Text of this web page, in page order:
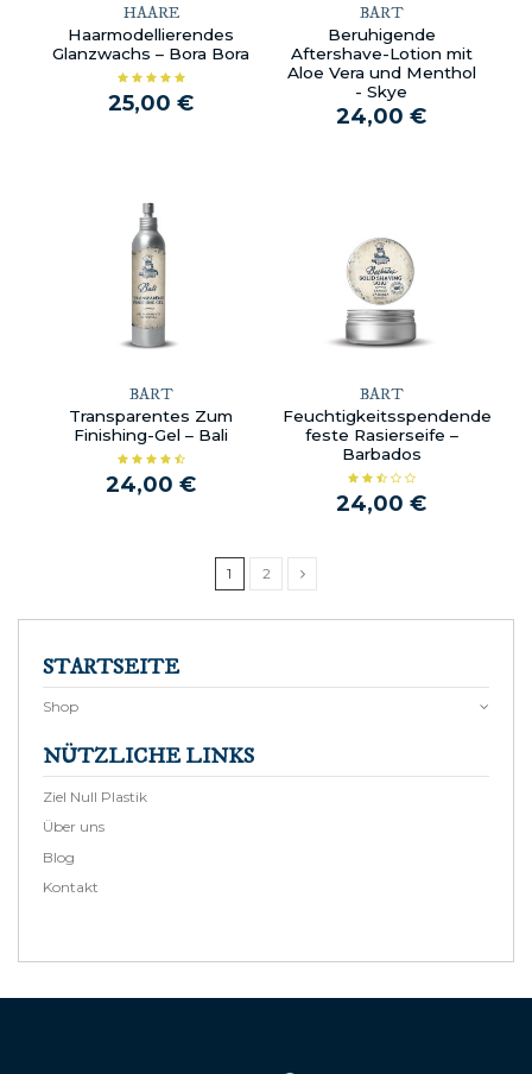
HAARE
Haarmodellierendes
Glanzwachs – Bora Bora
25,00 €
BART
Beruhigende
Aftershave-Lotion mit
Aloe Vera und Menthol
- Skye
24,00 €
BART
Transparentes Zum
Finishing-Gel – Bali
24,00 €
BART
Feuchtigkeitsspendende
feste Rasierseife –
Barbados
24,00 €
1 2
STARTSEITE
Shop
NÜTZLICHE LINKS
Ziel Null Plastik
Über uns
Blog
Kontakt